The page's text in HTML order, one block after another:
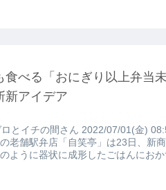
い？」他
ちらｗｗｗｗｗ(※画像あり)
車線を制限速度で走った結
にやらかす←あまり悲しま
食べる「おにぎり以上弁当
新アイデア
ロとイチの間さん 2022/07/01(金)
老舗駅弁店「自笑亭」は23日、新
ように器状に成形したごはんにお